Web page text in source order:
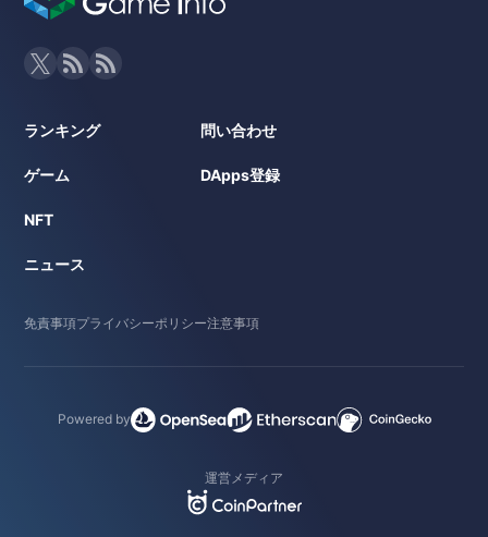
ランキング
ゲーム
NFT
ニュース
問い合わせ
DApps登録
免責事項プライバシーポリシー注意事項
Powered by
運営メディア